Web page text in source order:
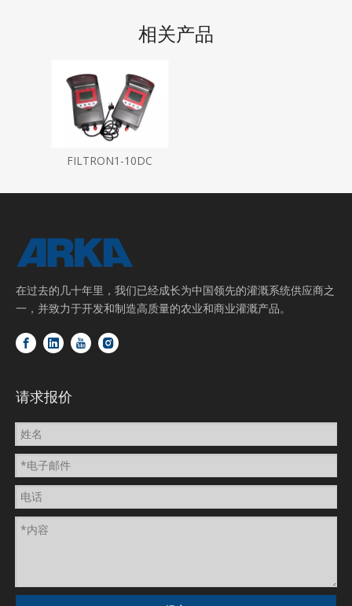
相关产品
FILTRON1-10DC
在过去的几十年里，我们已经成长为中国领先的灌溉系统供应商之
一，并致力于开发和制造高质量的农业和商业灌溉产品。
请求报价